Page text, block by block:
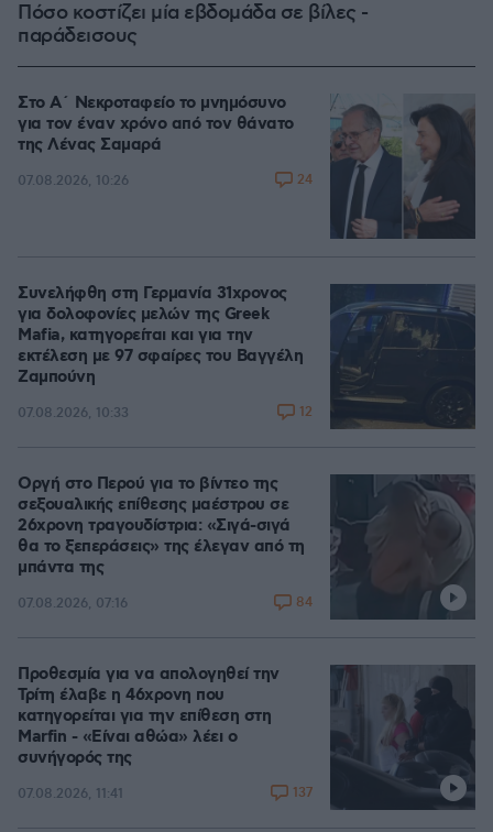
Πόσο κοστίζει μία εβδομάδα σε βίλες -
παράδεισους
Στο Α΄ Νεκροταφείο το μνημόσυνο
για τον έναν χρόνο από τον θάνατο
της Λένας Σαμαρά
07.08.2026, 10:26 24
Συνελήφθη στη Γερμανία 31χρονος
για δολοφονίες μελών της Greek
Mafia, κατηγορείται και για την
εκτέλεση με 97 σφαίρες του Βαγγέλη
Ζαμπούνη
07.08.2026, 10:33 12
Οργή στο Περού για το βίντεο της
σεξουαλικής επίθεσης μαέστρου σε
26χρονη τραγουδίστρια: «Σιγά-σιγά
θα το ξεπεράσεις» της έλεγαν από τη
μπάντα της
07.08.2026, 07:16 84
Προθεσμία για να απολογηθεί την
Τρίτη έλαβε η 46χρονη που
κατηγορείται για την επίθεση στη
Marfin - «Είναι αθώα» λέει ο
συνήγορός της
07.08.2026, 11:41 137